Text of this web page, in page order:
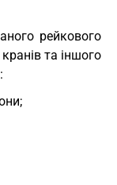
рейкового
та іншого